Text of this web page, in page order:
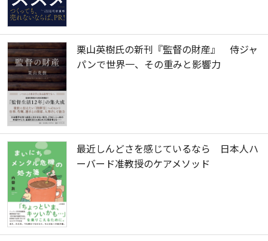
栗山英樹氏の新刊『監督の財産』 侍ジャ
パンで世界一、その重みと影響力
最近しんどさを感じているなら 日本人ハ
ーバード准教授のケアメソッド